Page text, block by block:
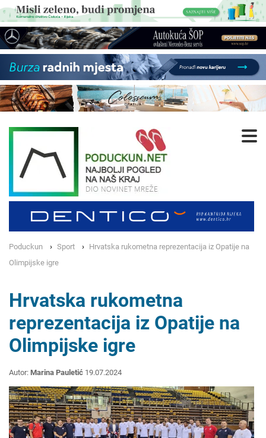
Poduckun Sport
Hrvatska rukometna reprezentacija iz Opatije na
Olimpijske igre
Hrvatska rukometna
reprezentacija iz Opatije na
Olimpijske igre
Autor: Marina Pauletić 19.07.2024